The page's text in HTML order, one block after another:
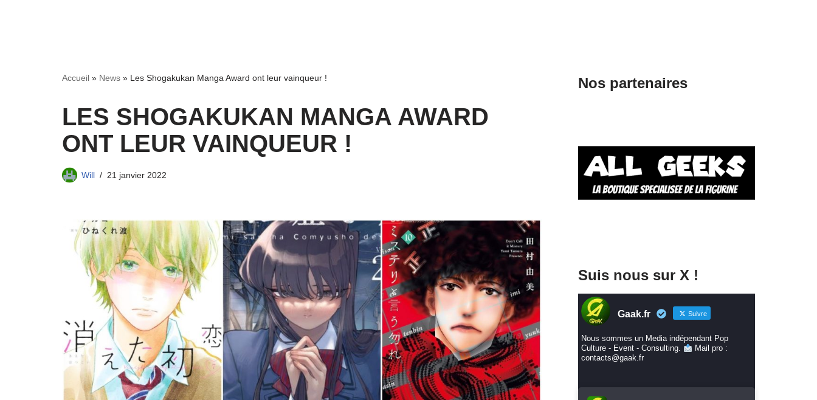
Accueil » News » Les Shogakukan Manga Award ont leur vainqueur !
LES SHOGAKUKAN MANGA AWARD
ONT LEUR VAINQUEUR !
Will 21 janvier 2022
Nos partenaires
Suis nous sur X !
Gaak.fr Suivre
Nous sommes un Media indépendant Pop
Culture - Event - Consulting.
Mail pro :
contacts@gaak.fr